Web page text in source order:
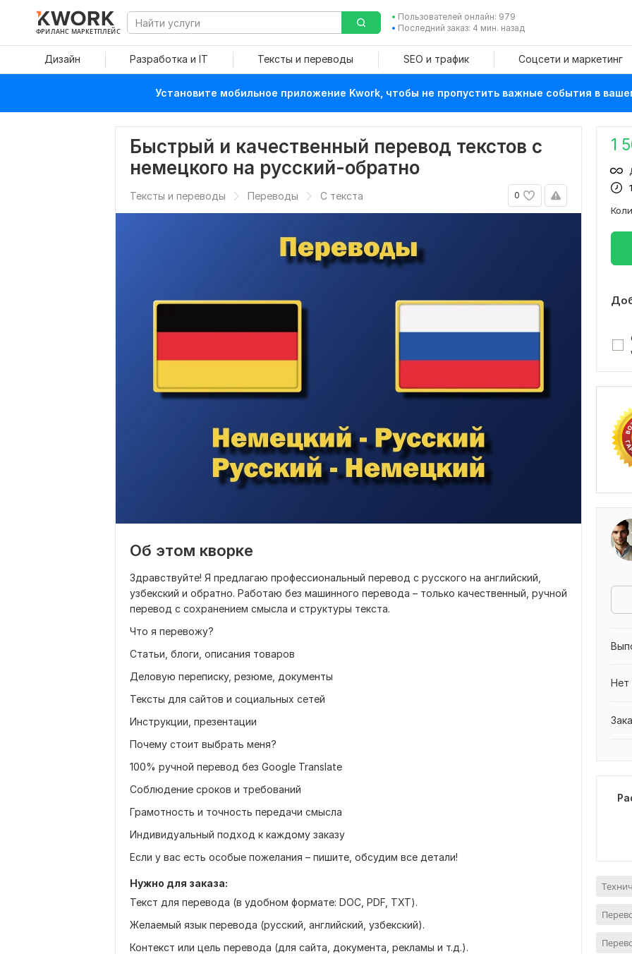
ФРИЛАНС МАРКЕТПЛЕЙС
Пользователей онлайн: 979
Последний заказ: 4 мин. назад
Дизайн Разработка и IT Тексты и переводы SEO и трафик Соцсети и маркетинг
Установите мобильное приложение Kwork, чтобы не пропустить важные события в
Быстрый и качественный перевод текстов с
немецкого на русский-обратно
0
Тексты и переводы Переводы С текста
Об этом кворке
Здравствуйте! Я предлагаю профессиональный перевод с русского на английский,
узбекский и обратно. Работаю без машинного перевода – только качественный, ручной
перевод с сохранением смысла и структуры текста.
Что я перевожу?
Статьи, блоги, описания товаров
Деловую переписку, резюме, документы
Тексты для сайтов и социальных сетей
Инструкции, презентации
Почему стоит выбрать меня?
100% ручной перевод без Google Translate
Соблюдение сроков и требований
Грамотность и точность передачи смысла
Индивидуальный подход к каждому заказу
Если у вас есть особые пожелания – пишите, обсудим все детали!
Нужно для заказа:
Текст для перевода (в удобном формате: DOC, PDF, TXT).
Желаемый язык перевода (русский, английский, узбекский).
Контекст или цель перевода (для сайта, документа, рекламы и т.д.).
1
Нет